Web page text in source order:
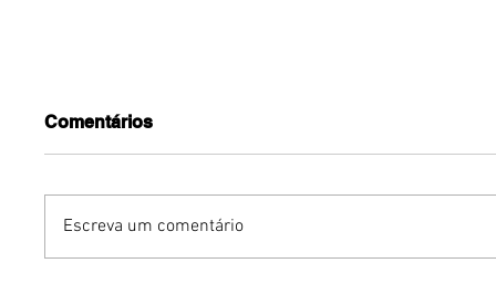
Comentários
Escreva um comentário